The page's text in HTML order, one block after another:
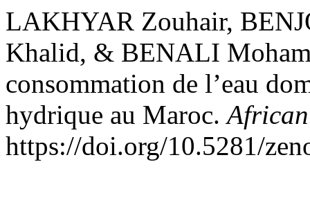
LAKHYAR Zouhair,
Khalid, & BENALI
consommation de l’eau
hydrique au Maroc.
https://doi.org/10.5281/